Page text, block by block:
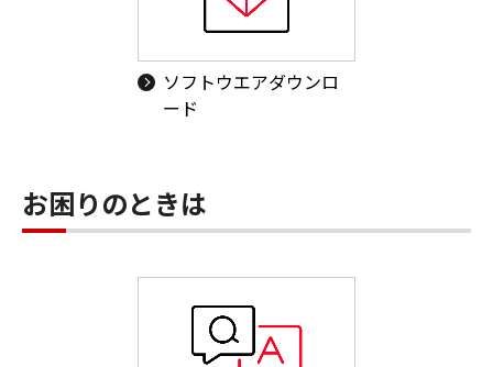
ソフトウエアダウンロ
ード
お困りのときは